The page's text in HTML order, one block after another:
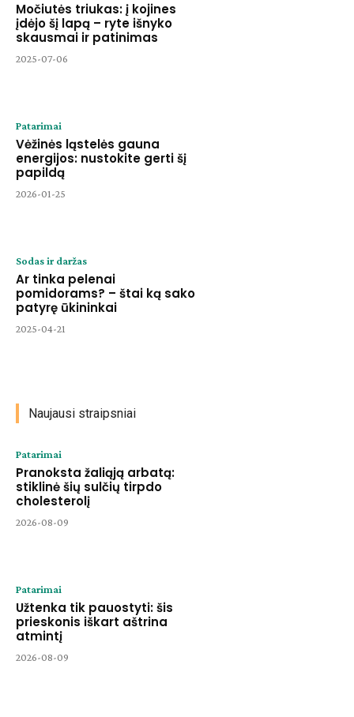
Močiutės triukas: į kojines
įdėjo šį lapą – ryte išnyko
skausmai ir patinimas
2025-07-06
Patarimai
Vėžinės ląstelės gauna
energijos: nustokite gerti šį
papildą
2026-01-25
Sodas ir daržas
Ar tinka pelenai
pomidorams? – štai ką sako
patyrę ūkininkai
2025-04-21
Naujausi straipsniai
Patarimai
Pranoksta žaliąją arbatą:
stiklinė šių sulčių tirpdo
cholesterolį
2026-08-09
Patarimai
Užtenka tik pauostyti: šis
prieskonis iškart aštrina
atmintį
2026-08-09